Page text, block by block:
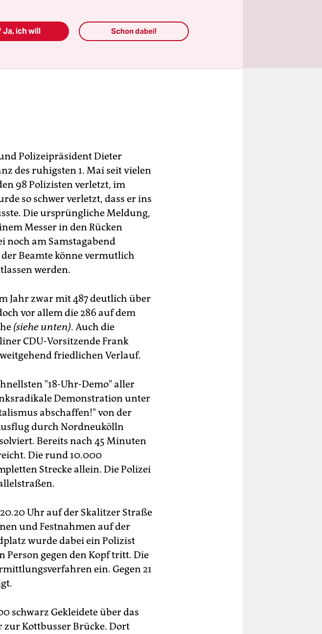
Polizeipräsident Dieter
des ruhigsten 1. Mai seit vielen
98 Polizisten verletzt, im
so schwer verletzt, dass er ins
Die ursprüngliche Meldung,
Messer in den Rücken
noch am Samstagabend
Beamte könne vermutlich
werden.
Jahr zwar mit 487 deutlich über
vor allem die 286 auf dem
(siehe unten). Auch die
CDU-Vorsitzende Frank
friedlichen Verlauf.
"18-Uhr-Demo" aller
Demonstration unter
abschaffen!" von der
durch Nordneukölln
Bereits nach 45 Minuten
Die rund 10.000
Strecke allein. Die Polizei
Uhr auf der Skalitzer Straße
und Festnahmen auf der
wurde dabei ein Polizist
Person gegen den Kopf tritt. Die
ein. Gegen 21
schwarz Gekleidete über das
zur Kottbusser Brücke. Dort
Ja, ich will Schon dabei!